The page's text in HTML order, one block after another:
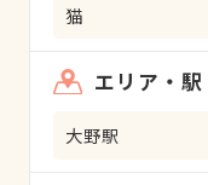
猫
エリア・駅
大野駅